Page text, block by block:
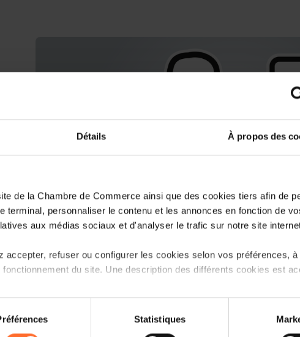
Détails À propos des
de la Chambre de Commerce ainsi que des cookies tiers afin de
terminal, personnaliser le contenu et les annonces en fonction de
aux médias sociaux et d'analyser le trafic sur notre site
accepter, refuser ou configurer les cookies selon vos préférences, à
du site. Une description des différents cookies est
et certaines fonctionnalités (ex : lecture de vidéos, partage sur les
lecture vidéo, personnalisation de l’affichage du site) peuvent être
Statistiques
Découvrez les aides étatiques pour vos projets
Que vous soyez un porteur de projet ou un
existe une multitude d’aides étatiques à votre